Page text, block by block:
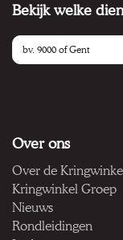
Bekijk welke
Over ons
Over de
Kringwinkel Groep
Nieuws
Rondleidingen